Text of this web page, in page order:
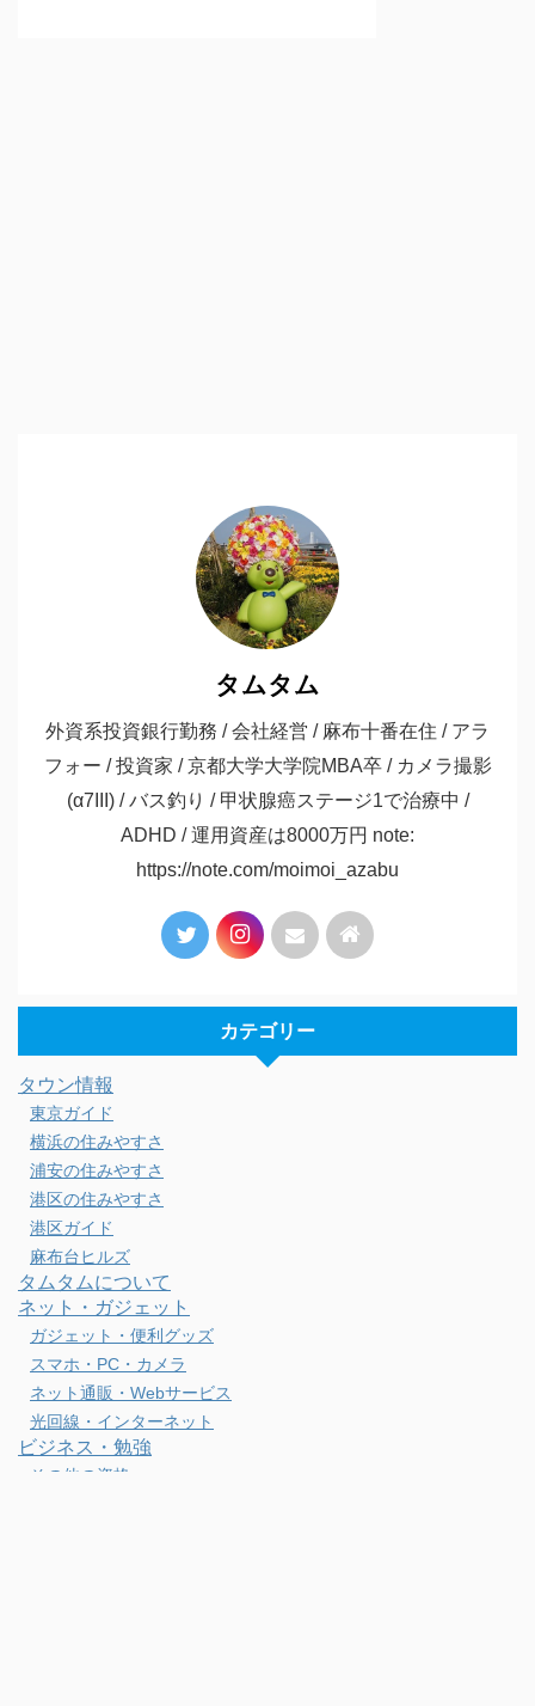
タムタム
外資系投資銀行勤務 / 会社経営 / 麻布十番在住 / アラ
フォー / 投資家 / 京都大学大学院MBA卒 / カメラ撮影
(α7III) / バス釣り / 甲状腺癌ステージ1で治療中 /
ADHD / 運用資産は8000万円 note:
https://note.com/moimoi_azabu
カテゴリー
タウン情報
東京ガイド
横浜の住みやすさ
浦安の住みやすさ
港区の住みやすさ
港区ガイド
麻布台ヒルズ
タムタムについて
ネット・ガジェット
ガジェット・便利グッズ
スマホ・PC・カメラ
ネット通販・Webサービス
光回線・インターネット
ビジネス・勉強
その他の資格